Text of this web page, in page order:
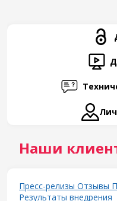
Наши
Пресс-релизы Отзывы
Результаты внедрения